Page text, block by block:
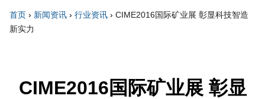
你在这里
首页 › 新闻资讯 › 行业资讯 › CIME2016国际矿业展 彰显科技智造
新实力
CIME2016国际矿业展 彰显